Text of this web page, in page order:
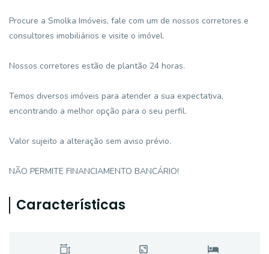
Procure a Smolka Imóveis, fale com um de nossos corretores e
consultores imobiliários e visite o imóvel.
Nossos corretores estão de plantão 24 horas.
Temos diversos imóveis para atender a sua expectativa,
encontrando a melhor opção para o seu perfil.
Valor sujeito a alteração sem aviso prévio.
NÃO PERMITE FINANCIAMENTO BANCÁRIO!
Características